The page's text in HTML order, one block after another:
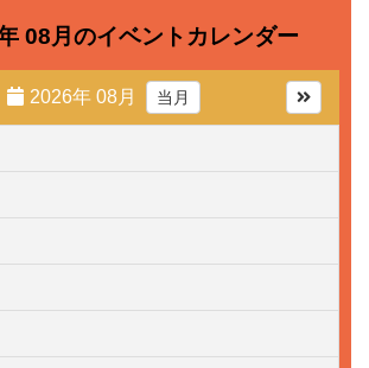
08月のイベントカレンダー
2026年 08月 当月